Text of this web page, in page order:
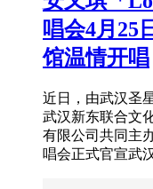
唱会4月25
馆温情开唱
近日，由武汉圣
武汉新东联合文
有限公司共同主
唱会正式官宣武